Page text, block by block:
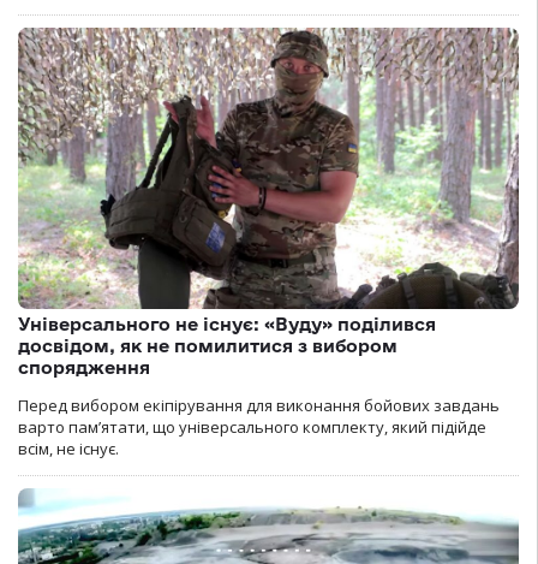
Універсального не існує: «Вуду» поділився
досвідом, як не помилитися з вибором
спорядження
Перед вибором екіпірування для виконання бойових завдань
варто пам’ятати, що універсального комплекту, який підійде
всім, не існує.